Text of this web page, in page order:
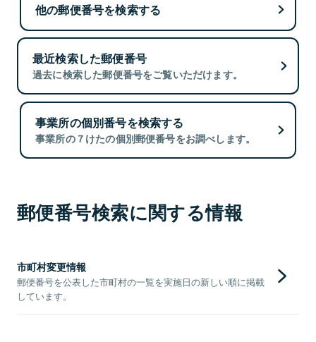
他の郵便番号を検索する
最近検索した郵便番号
過去に検索した郵便番号をご覧いただけます。
事業所の個別番号を検索する
事業所の７けたの個別郵便番号をお調べします。
郵便番号検索に関する情報
市町村変更情報
郵便番号を公表した市町村の一覧を実施日の新しい順に掲載
しています。